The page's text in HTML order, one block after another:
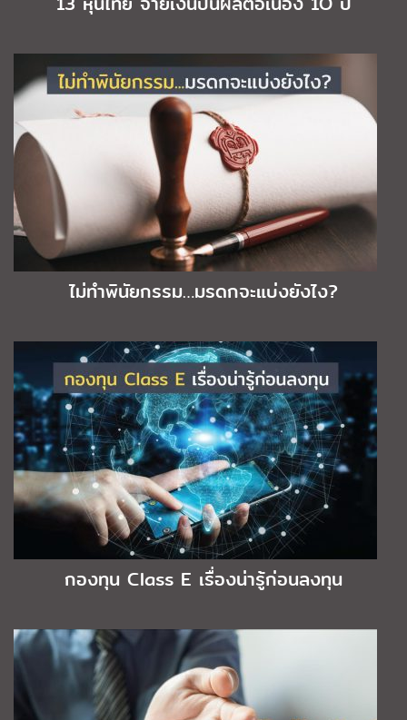
ไม่ทำพินัยกรรม…มรดกจะแบ่งยังไง?
กองทุน Class E เรื่องน่ารู้ก่อนลงทุน